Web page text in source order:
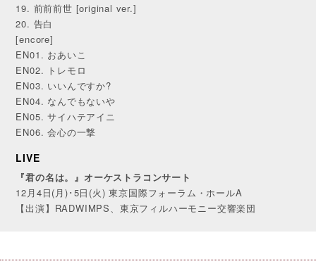
19. 前前前世 [original ver.]
20. 告白
[encore]
EN01. おあいこ
EN02. トレモロ
EN03. いいんですか?
EN04. なんでもないや
EN05. サイハテアイニ
EN06. 会心の一撃
LIVE
『君の名は。』オーケストラコンサート
12月4日(月)･5日(火) 東京国際フォーラム・ホールA
【出演】RADWIMPS、東京フィルハーモニー交響楽団